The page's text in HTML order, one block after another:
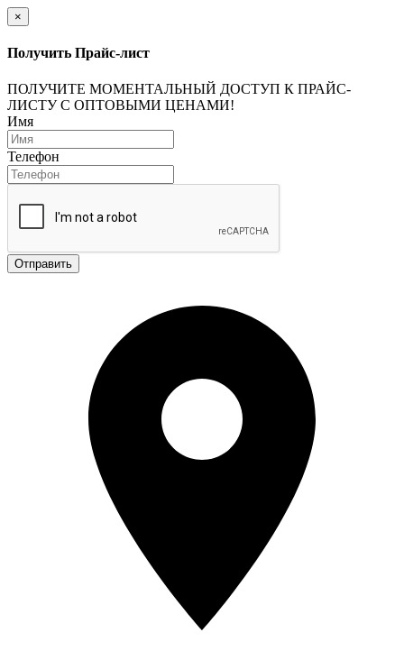
×
Получить Прайс-лист
ПОЛУЧИТЕ МОМЕНТАЛЬНЫЙ ДОСТУП К ПРАЙС-
ЛИСТУ С ОПТОВЫМИ ЦЕНАМИ!
Имя
Телефон
Отправить